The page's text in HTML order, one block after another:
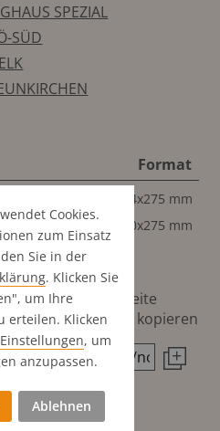
SPEZIAL
SÜD
Format
414x275 mm
200x275 mm
um den Link zur Seite
zu kopieren
€
Cookies.
zum Einsatz
Sie in der
. Klicken Sie
um Ihre
erteilen. Klicken
, um
anzupassen.
Ablehnen